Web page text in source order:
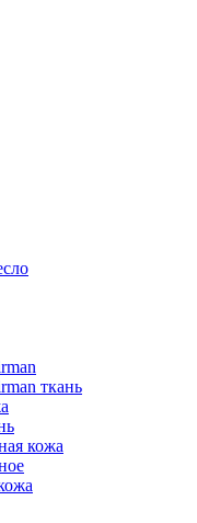
ткань
кожа